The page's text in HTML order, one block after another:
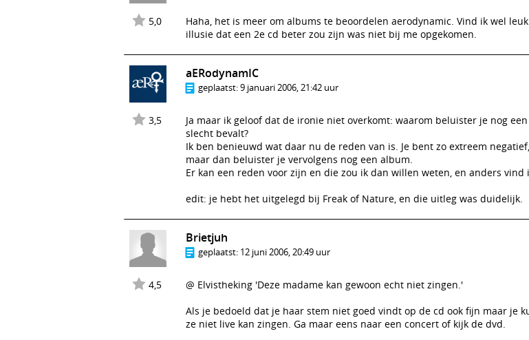
5,0
Haha, het is meer om albums te beoordelen aerodynamic. Vind ik wel
illusie dat een 2e cd beter zou zijn was niet bij me opgekomen.
3,5
aERodynamIC
geplaatst:9 januari 2006, 21:42 uur
Ja maar ik geloof dat de ironie niet overkomt: waarom beluister je nog
slecht bevalt?
Ik ben benieuwd wat daar nu de reden van is. Je bent zo extreem
maar dan beluister je vervolgens nog een album.
Er kan een reden voor zijn en die zou ik dan willen weten, en anders vind
edit: je hebt het uitgelegd bij Freak of Nature, en die uitleg was duidelijk.
4,5
Brietjuh
geplaatst: 12 juni 2006, 20:49 uur
@ Elvistheking 'Deze madame kan gewoon echt niet zingen.'
Als je bedoeld dat je haar stem niet goed vindt op de cd ook fijn maar je
ze niet live kan zingen. Ga maar eens naar een concert of kijk de dvd.